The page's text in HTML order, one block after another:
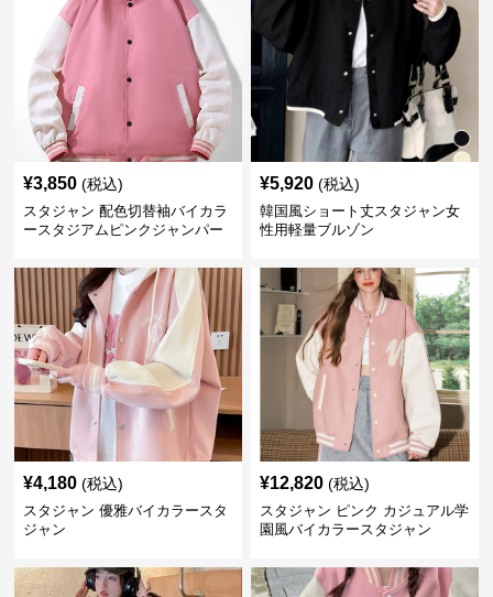
¥3,850 (税込)
スタジャン 配色切替袖バイカラ
ースタジアムピンクジャンパー
¥5,920 (税込)
韓国風ショート丈スタジャン女
性用軽量ブルゾン
¥4,180 (税込)
スタジャン 優雅バイカラースタ
ジャン
¥12,820 (税込)
スタジャン ピンク カジュアル学
園風バイカラースタジャン